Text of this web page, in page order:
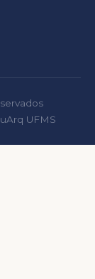
UFMS